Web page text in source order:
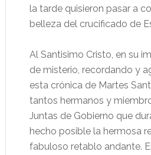
la tarde quisieron pasar a
belleza del crucificado de
Al Santisimo Cristo, en su
de misterio, recordando y
esta crónica de Martes
tantos hermanos y
Juntas de Gobierno que
hecho posible la hermosa
fabuloso retablo andante.